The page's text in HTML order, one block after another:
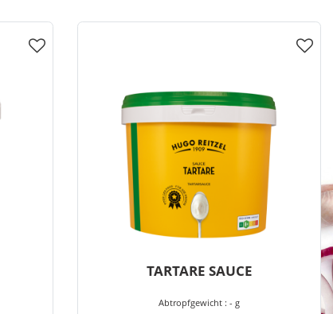
TARTARE SAUCE
Abtropfgewicht : - g